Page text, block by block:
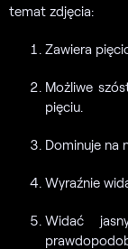
temat zdjęcia:
Zawiera
Możliwe
pięciu.
Dominuje na
Wyraźnie
Widać